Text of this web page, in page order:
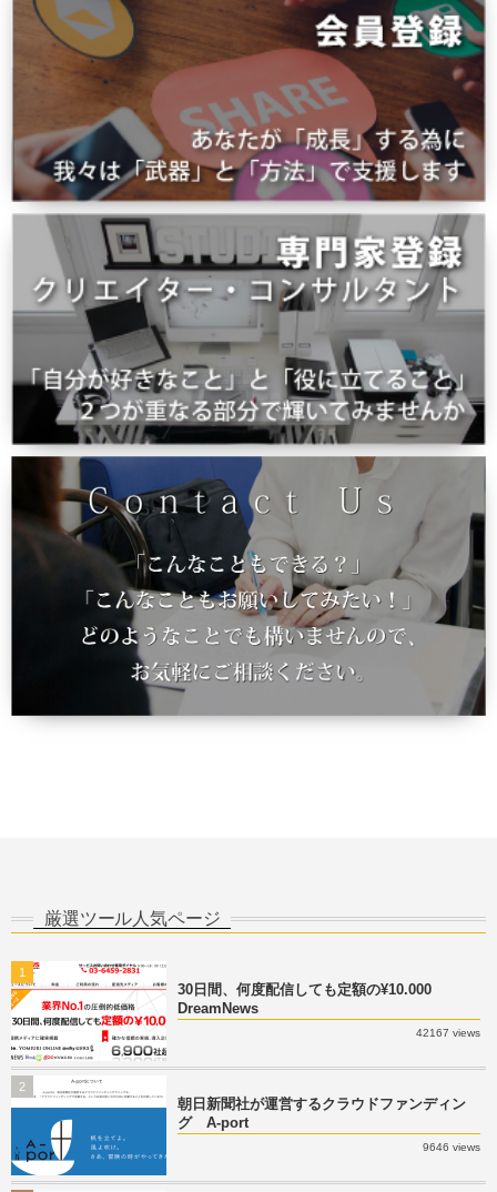
厳選ツール人気ページ
30日間、何度配信しても定額の¥10.000
DreamNews
42167 views
1
朝日新聞社が運営するクラウドファンディン
グ A-port
9646 views
2